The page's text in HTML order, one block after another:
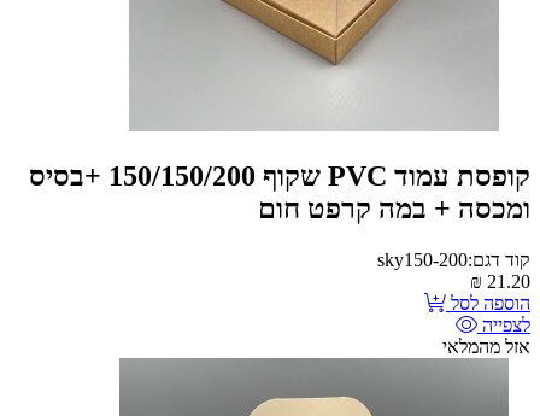
קופסת עמוד PVC שקוף 150/150/200 +בסיס
ומכסה + במה קרפט חום
קוד דגם:sky150-200
21.20
₪
הוספה לסל
לצפייה
אזל מהמלאי